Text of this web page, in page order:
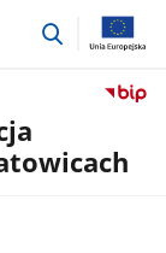
przejdź